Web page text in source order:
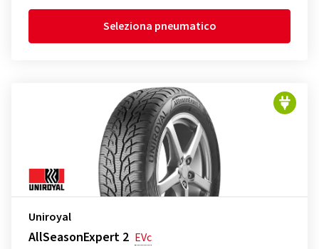
Seleziona pneumatico
Uniroyal
AllSeasonExpert 2 EVc